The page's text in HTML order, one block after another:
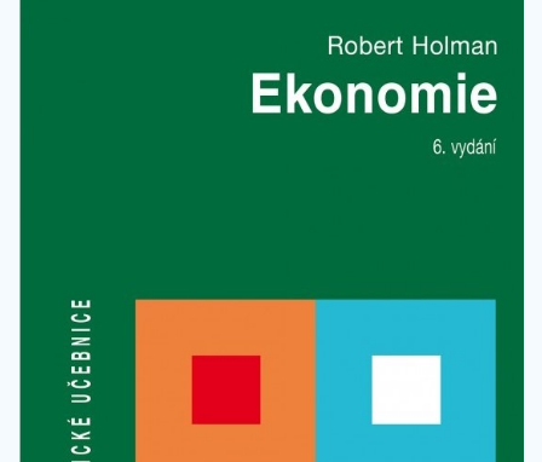
prostredníctvom mikroekonomického a
makroekonomického uhla pohľadu, ako aj v podmienkach
otvorenej ekonomiky.